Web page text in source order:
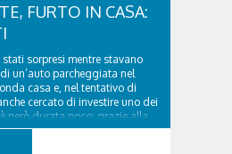
FURTO IN CASA:
sorpresi mentre stavano
un’auto parcheggiata nel
casa e, nel tentativo di
cercato di investire uno dei
però durata poco: grazie alla
112 e all’intervento...